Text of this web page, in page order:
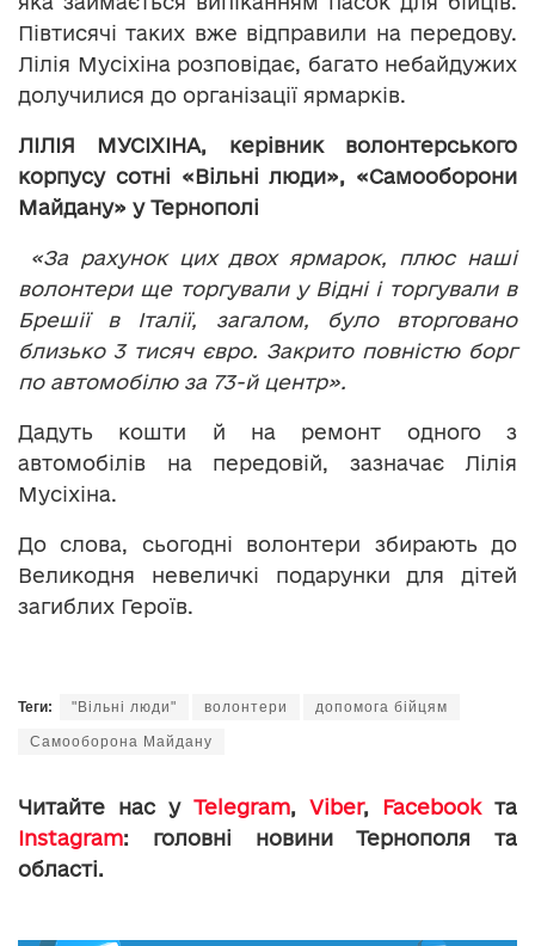
Півтисячі таких вже відправили на передову.
Лілія Мусіхіна розповідає, багато небайдужих
долучилися до організації ярмарків.
ЛІЛІЯ МУСІХІНА, керівник волонтерського
корпусу сотні «Вільні люди», «Самооборони
Майдану» у Тернополі
«За рахунок цих двох ярмарок, плюс наші
волонтери ще торгували у Відні і торгували в
Брешії в Італії, загалом, було вторговано
близько 3 тисяч євро. Закрито повністю борг
по автомобілю за 73-й центр».
Дадуть кошти й на ремонт одного з
автомобілів на передовій, зазначає Лілія
Мусіхіна.
До слова, сьогодні волонтери збирають до
Великодня невеличкі подарунки для дітей
загиблих Героїв.
Теги: "Вільні люди" волонтери допомога бійцям
Самооборона Майдану
Читайте нас у Telegram, Viber, Facebookта
Instagram: головні новини Тернополя та
області.